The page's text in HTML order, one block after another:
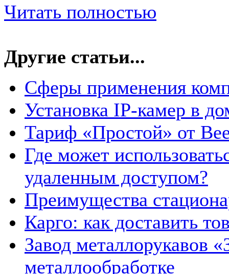
Читать полностью
Другие статьи...
Сферы применения
Установка IP-камер в
Тариф «Простой» от
Где может
удаленным доступом?
Преимущества
Карго: как доставить
Завод металлорукавов
металлообработке